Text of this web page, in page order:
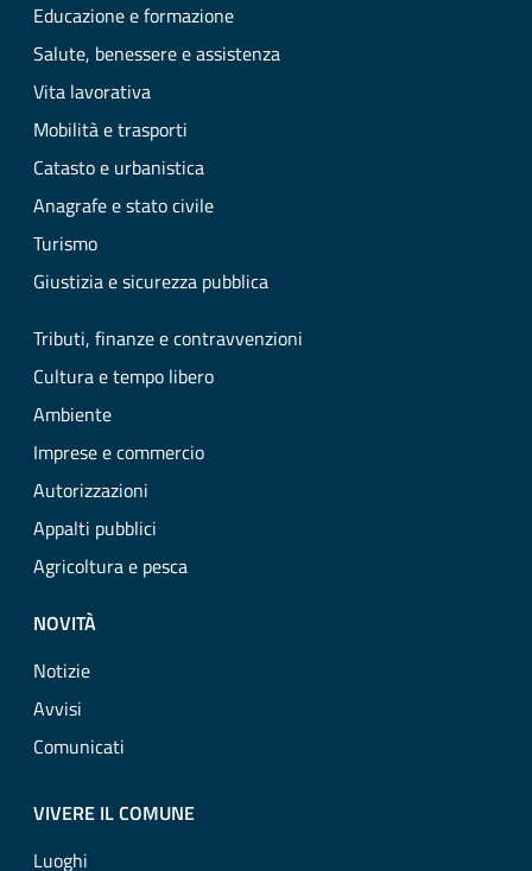
Educazione e formazione
Salute, benessere e assistenza
Vita lavorativa
Mobilità e trasporti
Catasto e urbanistica
Anagrafe e stato civile
Turismo
Giustizia e sicurezza pubblica
Tributi, finanze e contravvenzioni
Cultura e tempo libero
Ambiente
Imprese e commercio
Autorizzazioni
Appalti pubblici
Agricoltura e pesca
NOVITÀ
Notizie
Avvisi
Comunicati
VIVERE IL COMUNE
Luoghi